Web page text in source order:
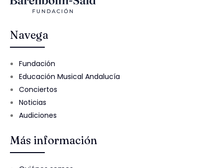
Navega
Fundación
Educación Musical Andalucía
Conciertos
Noticias
Audiciones
Más información